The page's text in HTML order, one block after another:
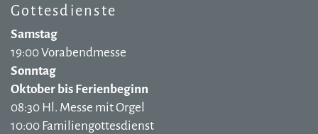
Gottesdienste
Samstag
19:00 Vorabendmesse
Sonntag
Oktober bis Ferienbeginn
08:30 Hl. Messe mit Orgel
10:00 Familiengottesdienst